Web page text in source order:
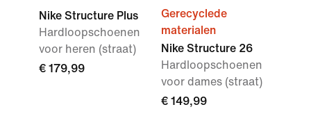
Nike Structure Plus
Hardloopschoenen
voor heren (straat)
€ 179,99
Gerecyclede
materialen
Nike Structure 26
Hardloopschoenen
voor dames (straat)
€ 149,99